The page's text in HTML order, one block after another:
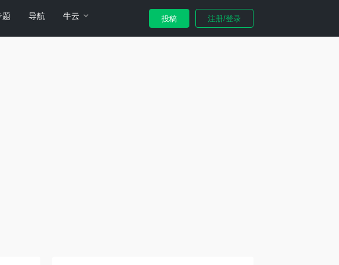
题 导航 牛云 投稿 注册/登录